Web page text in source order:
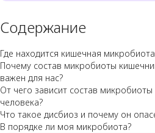
Содержание
Где находится кишечная
Почему состав микробиоты
важен для нас?
От чего зависит состав микробиоты
человека?
Что такое дисбиоз и почему он
В порядке ли моя микробиота?